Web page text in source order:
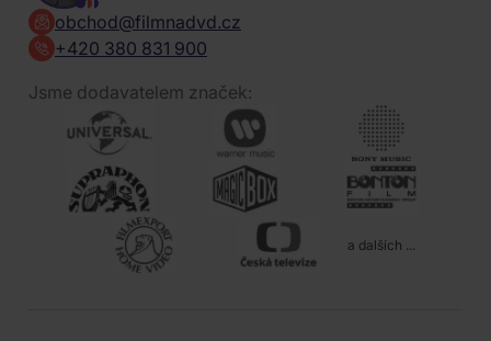
obchod@filmnadvd.cz
+420 380 831 900
Jsme dodavatelem značek:
a dalších ...